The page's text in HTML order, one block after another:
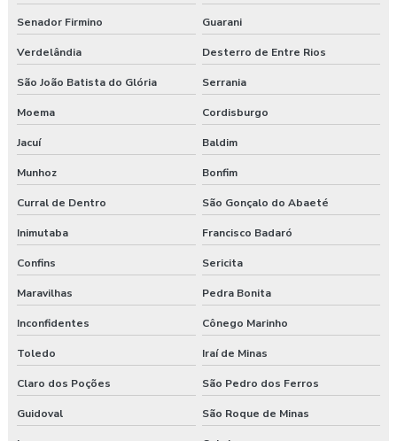
Senador Firmino Guarani
Verdelândia Desterro de Entre Rios
São João Batista do Glória Serrania
Moema Cordisburgo
Jacuí Baldim
Munhoz Bonfim
Curral de Dentro São Gonçalo do Abaeté
Inimutaba Francisco Badaró
Confins Sericita
Maravilhas Pedra Bonita
Inconfidentes Cônego Marinho
Toledo Iraí de Minas
Claro dos Poções São Pedro dos Ferros
Guidoval São Roque de Minas